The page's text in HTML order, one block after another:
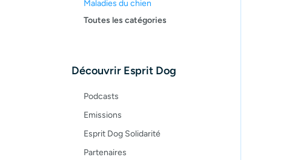
Maladies du chien
Opinion
Recettes
Toutes les catégories
Découvrir Esprit Dog
Podcasts
Emissions
Esprit Dog Solidarité
Partenaires